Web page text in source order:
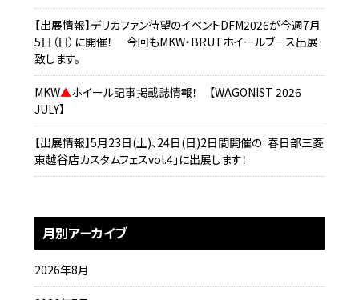
【出展情報】デリカファン待望のイベントDFM2026が今週7月
5日（日）に開催！ 今回もMKW・BRUTホイールブース出展
致します。
MKW▲ホイール記事掲載誌情報！ 【WAGONIST 2026
JULY】
【出展情報】5月23日(土)、24日(日)2日間開催の「春日部三菱
東越谷店カスタムフェスvol.4」に出展します！
月別アーカイブ
2026年8月